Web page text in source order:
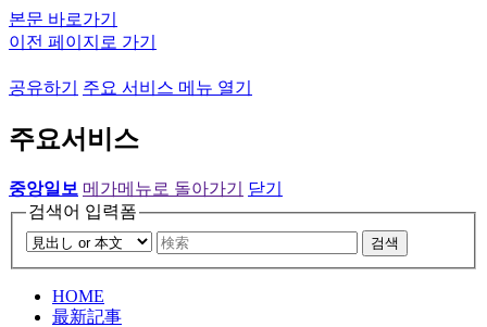
본문 바로가기
이전 페이지로 가기
공유하기 주요 서비스 메뉴 열기
주요서비스
중앙일보 메가메뉴로 돌아가기
닫기
검색어 입력폼
검색
HOME
最新記事